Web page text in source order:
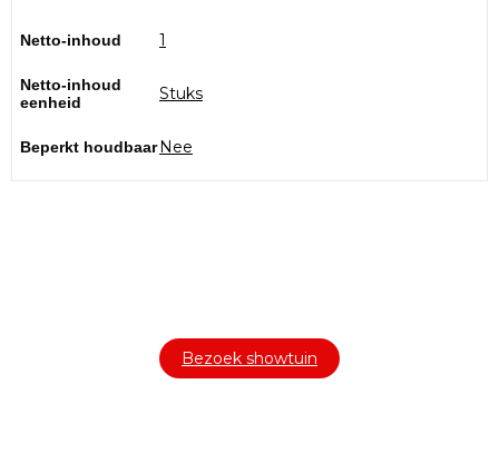
Netto-inhoud 1
Netto-inhoud
eenheid
Stuks
Beperkt houdbaarNee
Bezoek showtuin